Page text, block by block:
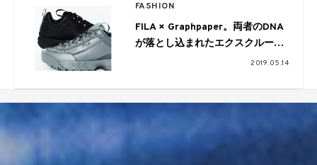
FASHION
FILA × Graphpaper。両者のDNA
が落とし込まれたエクスクルーシ
2019.05.14